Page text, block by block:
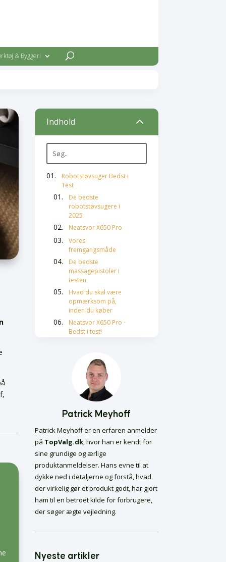
& Byggeri
Indhold 2
Robotstøvsuger Bedst i
Test
De bedste
robotstøvsugere i
2025
Neatsvor X650 Pro
Vores
fremgangsmåde
De bedste
massagepistoler i
testen
Hvad du skal være
opmærksom på,
inden du køber
Neatsvor X650 Pro -
Bedst i test!
Neatsvor X500
Sådan får du mest ud
af din robotstøvsuger
Fremtiden for
robotstøvsugere
spørgsmål
Hårolie bedst i test
Skælshampoo Bedst i
Test
Bedste Krøllecremer
Bedste Malersprøjter
Føntørrer bedst i test
Patrick Meyhoff
Patrick Meyhoff er en erfaren anmelder
på TopValg.dk, hvor han er kendt for
sine grundige og ærlige
produktanmeldelser. Hans evne til at
dykke ned i detaljerne og forstå, hvad
der virkelig gør et produkt godt, har gjort
ham til en betroet kilde for forbrugere,
der søger ægte vejledning.
Nyeste artikler